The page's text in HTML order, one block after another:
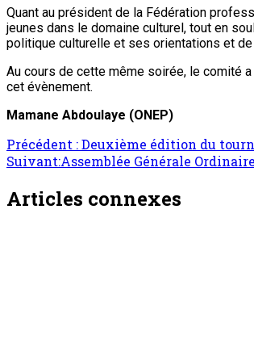
Quant au président de la Fédération
jeunes dans le domaine culturel, tout en
politique culturelle et ses orientations et de
Au cours de cette même soirée, le comité
cet évènement.
Mamane Abdoulaye (ONEP)
Précédent :Deuxième édition du
Suivant:Assemblée Générale
Articles connexes